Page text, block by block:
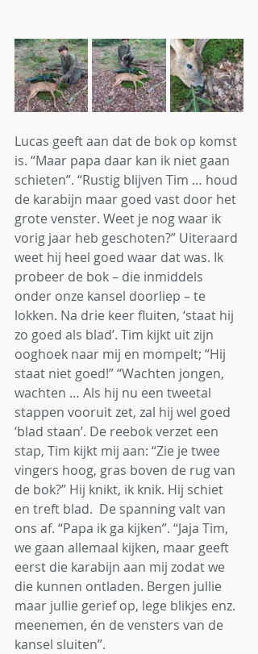
Lucas geeft aan dat de bok op komst
is. “Maar papa daar kan ik niet gaan
schieten”. “Rustig blijven Tim … houd
de karabijn maar goed vast door het
grote venster. Weet je nog waar ik
vorig jaar heb geschoten?” Uiteraard
weet hij heel goed waar dat was. Ik
probeer de bok – die inmiddels
onder onze kansel doorliep – te
lokken. Na drie keer fluiten, ‘staat hij
zo goed als blad’. Tim kijkt uit zijn
ooghoek naar mij en mompelt; “Hij
staat niet goed!” “Wachten jongen,
wachten … Als hij nu een tweetal
stappen vooruit zet, zal hij wel goed
‘blad staan’. De reebok verzet een
stap, Tim kijkt mij aan: “Zie je twee
vingers hoog, gras boven de rug van
de bok?” Hij knikt, ik knik. Hij schiet
en treft blad.  De spanning valt van
ons af. “Papa ik ga kijken”. “Jaja Tim,
we gaan allemaal kijken, maar geeft
eerst die karabijn aan mij zodat we
die kunnen ontladen. Bergen jullie
maar jullie gerief op, lege blikjes enz.
meenemen, én de vensters van de
kansel sluiten”.